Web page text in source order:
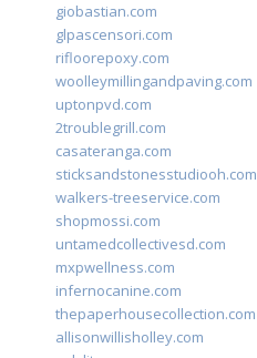
giobastian.com
glpascensori.com
rifloorepoxy.com
woolleymillingandpaving.com
uptonpvd.com
2troublegrill.com
casateranga.com
sticksandstonesstudiooh.com
walkers-treeservice.com
shopmossi.com
untamedcollectivesd.com
mxpwellness.com
infernocanine.com
thepaperhousecollection.com
allisonwillisholley.com